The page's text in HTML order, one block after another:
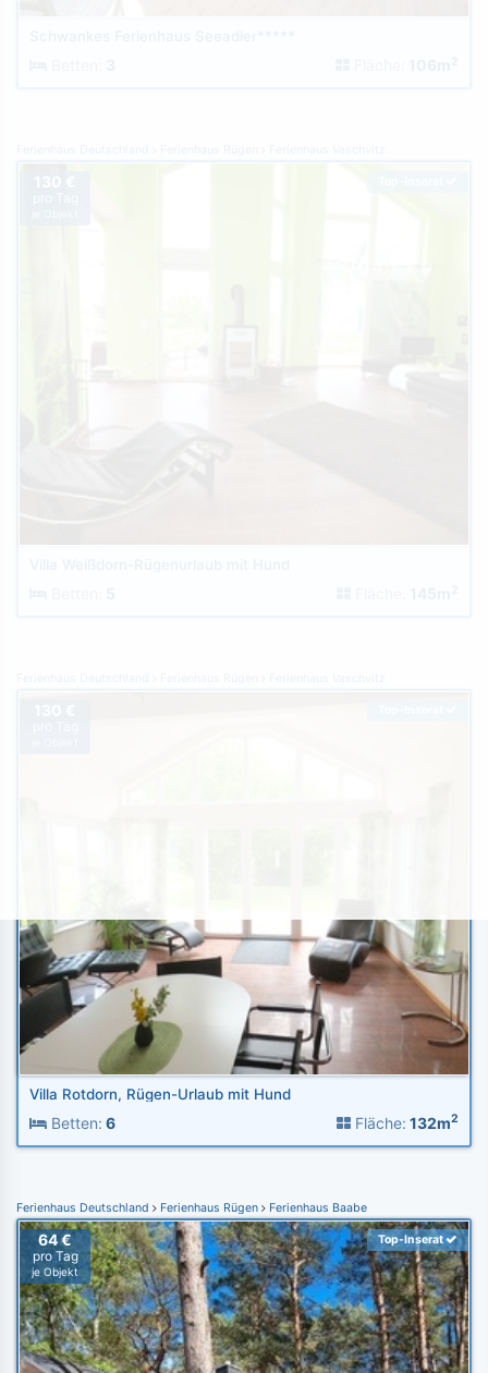
Villa Rotdorn, Rügen-Urlaub mit Hund
Betten: 6 Fläche: 132m2
Ferienhaus Deutschland Ferienhaus Rügen Ferienhaus Baabe
64 €
pro Tag
je Objekt
Top-Inserat